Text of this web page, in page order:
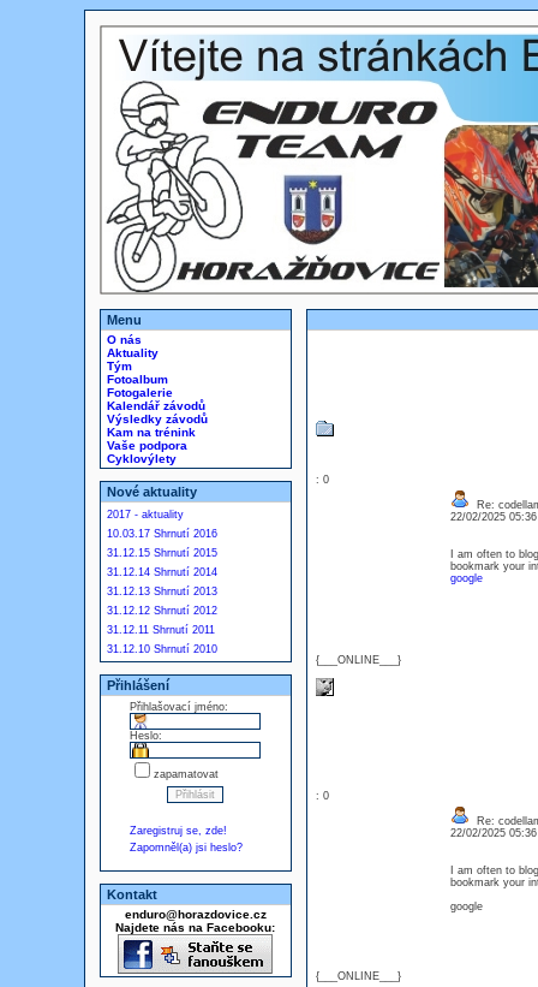
Menu
O nás
Aktuality
Tým
Fotoalbum
Fotogalerie
Kalendář závodů
Výsledky závodů
Kam na trénink
Vaše podpora
Cyklovýlety
Nové aktuality
2017 - aktuality
10.03.17 Shrnutí 2016
31.12.15 Shrnutí 2015
31.12.14 Shrnutí 2014
31.12.13 Shrnutí 2013
31.12.12 Shrnutí 2012
31.12.11 Shrnutí 2011
31.12.10 Shrnutí 2010
Přihlášení
Přihlašovací jméno:
Heslo:
zapamatovat
Zaregistruj se, zde!
Zapomněl(a) jsi heslo?
Kontakt
enduro@horazdovice.cz
Najdete nás na Facebooku:
: 0
{___ONLINE___}
Re:
22/02/2025
I am often to
bookmark your
google
: 0
{___ONLINE___}
Re:
22/02/2025
I am often to
bookmark your
google